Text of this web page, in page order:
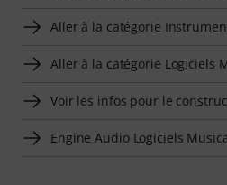
Aller à la catégorie
Aller à la catégorie Logiciels
Voir les infos pour le
Engine Audio Logiciels